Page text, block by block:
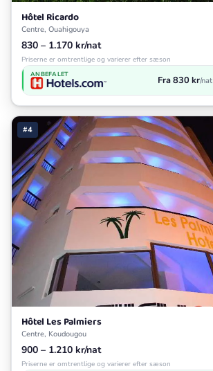
Hôtel Ricardo
Centre, Ouahigouya
830 – 1.170 kr/nat
Priserne er omtrentlige og varierer efter sæson
ANBEFALET Fra 830 kr/nat
#4
Hôtel Les Palmiers
Centre, Koudougou
900 – 1.210 kr/nat
Priserne er omtrentlige og varierer efter sæson